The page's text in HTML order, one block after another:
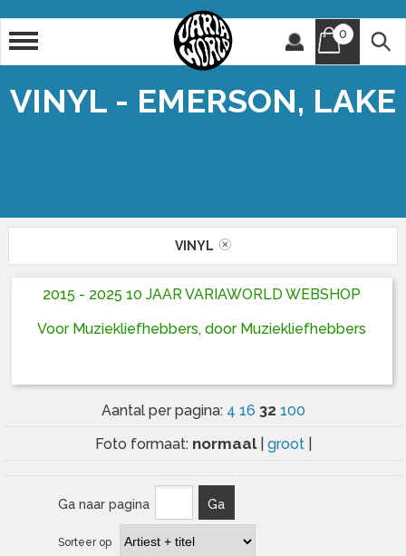
0
VINYL - EMERSON, LAKE
VINYL
2015 - 2025 10 JAAR VARIAWORLD WEBSHOP
Voor Muziekliefhebbers, door Muziekliefhebbers
Aantal per pagina: 4 16 32 100
Foto formaat: normaal groot
Ga naar pagina Ga
Sorteer op